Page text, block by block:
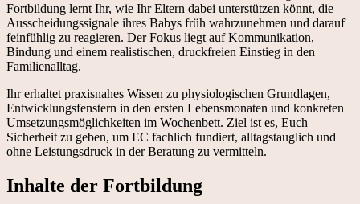
Fortbildung lernt Ihr, wie Ihr Eltern dabei unterstützen könnt, die
Ausscheidungssignale ihres Babys früh wahrzunehmen und darauf
feinfühlig zu reagieren. Der Fokus liegt auf Kommunikation,
Bindung und einem realistischen, druckfreien Einstieg in den
Familienalltag.
Ihr erhaltet praxisnahes Wissen zu physiologischen Grundlagen,
Entwicklungsfenstern in den ersten Lebensmonaten und konkreten
Umsetzungsmöglichkeiten im Wochenbett. Ziel ist es, Euch
Sicherheit zu geben, um EC fachlich fundiert, alltagstauglich und
ohne Leistungsdruck in der Beratung zu vermitteln.
Inhalte der Fortbildung